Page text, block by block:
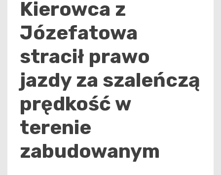
Kierowca z
Józefatowa
stracił prawo
jazdy za szaleńczą
prędkość w
terenie
zabudowanym